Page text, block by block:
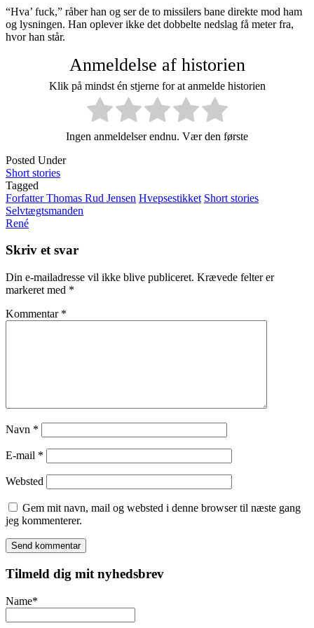
“Hva’ fuck,” råber han og ser de to missilers bane direkte mod ham
og lysningen. Han oplever ikke det dobbelte nedslag få meter fra,
hvor han står.
Anmeldelse af historien
Klik på mindst én stjerne for at anmelde historien
Ingen anmeldelser endnu. Vær den første
Posted Under
Short stories
Tagged
Forfatter Thomas Rud Jensen Hvepsestikket Short stories
Post
navigation
Selvtægtsmanden
René
Skriv et svar
Din e-mailadresse vil ikke blive publiceret. Krævede felter er
markeret med *
Kommentar *
Navn *
E-mail *
Websted
Gem mit navn, mail og websted i denne browser til næste gang
jeg kommenterer.
Tilmeld dig mit nyhedsbrev
Name*